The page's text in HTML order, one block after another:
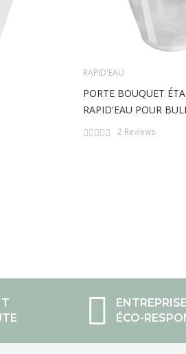
RAPID'EAU
PORTE BOUQUET
RAPID'EAU POUR
Rating:
2 Reviews
ENTREPRISE
ÉCO-